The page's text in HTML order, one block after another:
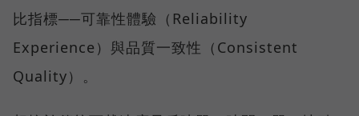
比指標──可靠性體驗（Reliability
Experience）與品質一致性（Consistent
Quality）。